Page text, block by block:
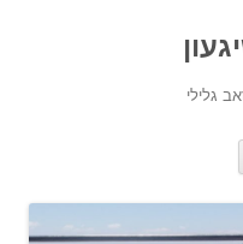
גלילי